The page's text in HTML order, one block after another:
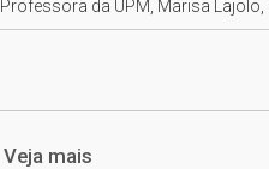
Professora da UPM, Marisa
Veja mais